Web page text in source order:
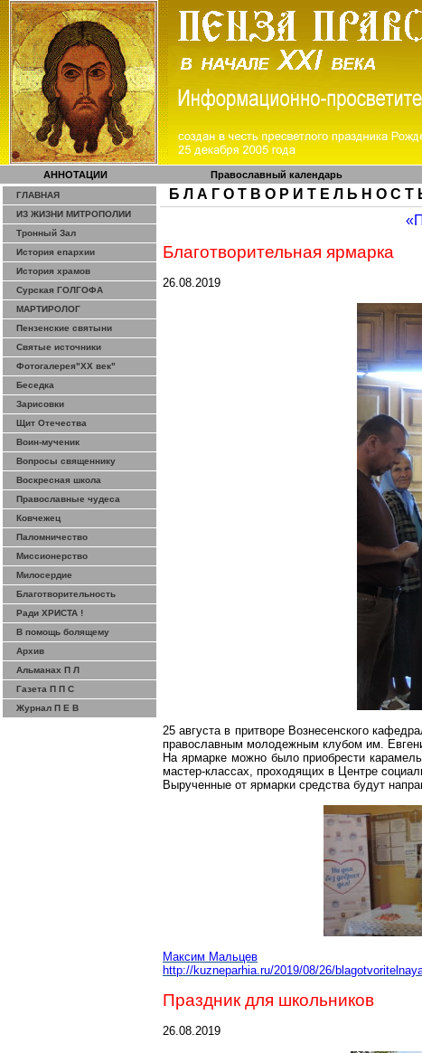
АННОТАЦИИ Православный календарь
ГЛАВНАЯ
ИЗ ЖИЗНИ МИТРОПОЛИИ
Тронный Зал
История епархии
История храмов
Сурская ГОЛГОФА
МАРТИРОЛОГ
Пензенские святыни
Святые источники
Фотогалерея"ХХ век"
Беседка
Зарисовки
Щит Отечества
Воин-мученик
Вопросы священнику
Воскресная школа
Православные чудеса
Ковчежец
Паломничество
Миссионерство
Милосердие
Благотворительность
Ради ХРИСТА !
В помощь болящему
Архив
Альманах П Л
Газета П П С
Журнал П Е В
Б Л А Г О Т В О Р И Т Е Л Ь Н О С Т
Благотворительная ярмарка
26.08.2019
25 августа в притворе Вознесенского
православным молодежным клубом им.
На ярмарке можно было приобрести
мастер-классах, проходящих в Центре
Вырученные от ярмарки средства будут
Максим Мальцев
http://kuzneparhia.ru/2019/08/26/
Праздник для школьников
26.08.2019